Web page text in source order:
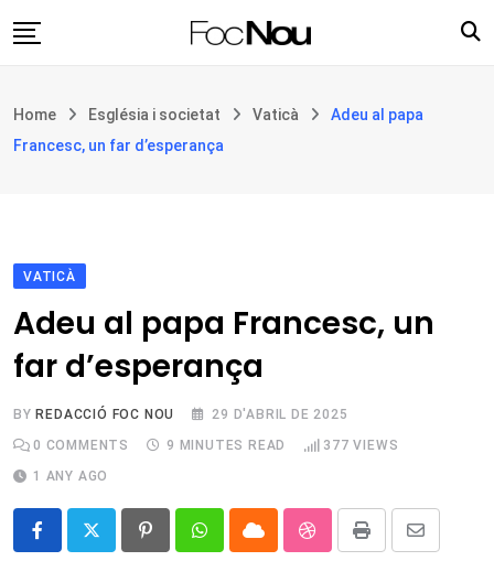
to
Filosofia i teologia
Botiga
Home Església i societat Vaticà
Adeu al papa
Francesc, un far d’esperança
VATICÀ
Adeu al papa Francesc, un
far d’esperança
BY REDACCIÓ FOC NOU
29 D'ABRIL DE 2025
0 COMMENTS 9 MINUTES READ 377 VIEWS
1 ANY AGO
PinterestWhatsappCloud StumbleUpon
Print
Share